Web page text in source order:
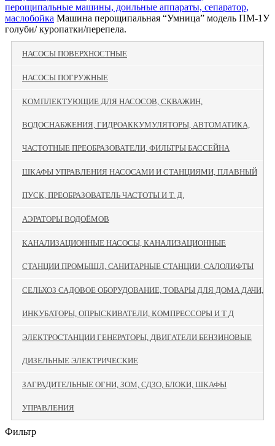
перощипальные машины, доильные аппараты, сепаратор,
маслобойка Машина перощипальная “Умница” модель ПМ-1У
голуби/ куропатки/перепела.
НАСОСЫ ПОВЕРХНОСТНЫЕ
НАСОСЫ ПОГРУЖНЫЕ
КОМПЛЕКТУЮЩИЕ ДЛЯ НАСОСОВ, СКВАЖИН,
ВОДОСНАБЖЕНИЯ, ГИДРОАККУМУЛЯТОРЫ, АВТОМАТИКА,
ЧАСТОТНЫЕ ПРЕОБРАЗОВАТЕЛИ, ФИЛЬТРЫ БАССЕЙНА
ШКАФЫ УПРАВЛЕНИЯ НАСОСАМИ И СТАНЦИЯМИ, ПЛАВНЫЙ
ПУСК, ПРЕОБРАЗОВАТЕЛЬ ЧАСТОТЫ И Т. Д.
АЭРАТОРЫ ВОДОЁМОВ
КАНАЛИЗАЦИОННЫЕ НАСОСЫ, КАНАЛИЗАЦИОННЫЕ
СТАНЦИИ ПРОМЫШЛ, САНИТАРНЫЕ СТАНЦИИ, САЛОЛИФТЫ
СЕЛЬХОЗ САДОВОЕ ОБОРУДОВАНИЕ, ТОВАРЫ ДЛЯ ДОМА ДАЧИ,
ИНКУБАТОРЫ, ОПРЫСКИВАТЕЛИ, КОМПРЕССОРЫ И Т Д
ЭЛЕКТРОСТАНЦИИ ГЕНЕРАТОРЫ, ДВИГАТЕЛИ БЕНЗИНОВЫЕ
ДИЗЕЛЬНЫЕ ЭЛЕКТРИЧЕСКИЕ
ЗАГРАДИТЕЛЬНЫЕ ОГНИ, ЗОМ, СДЗО, БЛОКИ, ШКАФЫ
УПРАВЛЕНИЯ
Фильтр